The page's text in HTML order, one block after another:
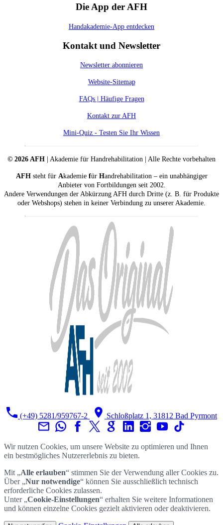
Die App der AFH
Handakademie-App entdecken
Kontakt und Newsletter
Newsletter abonnieren
Website-Sitemap
FAQs | Häufige Fragen
Kontakt zur AFH
Mini-Quiz - Testen Sie Ihr Wissen
© 2026 AFH | Akademie für Handrehabilitation | Alle Rechte vorbehalten
AFH steht für Akademie für Handrehabilitation – ein unabhängiger
Anbieter von Fortbildungen seit 2002.
Andere Verwendungen der Abkürzung AFH durch Dritte (z. B. für Produkte
oder Webshops) stehen in keiner Verbindung zu unserer Akademie.
(+49) 5281/959767-2 Schloßplatz 1, 31812 Bad Pyrmont
Wir nutzen Cookies, um unsere Website zu optimieren und Ihnen
ein bestmögliches Nutzererlebnis zu bieten.
Mit „Alle erlauben“ stimmen Sie der Verwendung aller Cookies zu.
Über „Nur notwendige“ können Sie ausschließlich technisch
erforderliche Cookies zulassen.
Unter „Cookie-Einstellungen“ erhalten Sie weitere Informationen
und können einzelne Cookies gezielt aktivieren oder deaktivieren.